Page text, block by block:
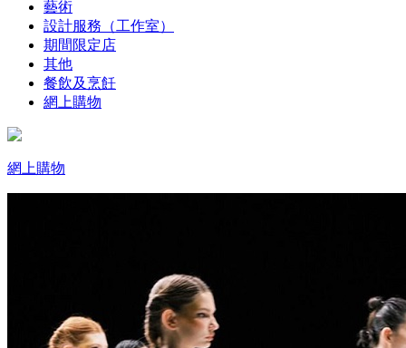
藝術
設計服務（工作室）
期間限定店
其他
餐飲及烹飪
網上購物
網上購物